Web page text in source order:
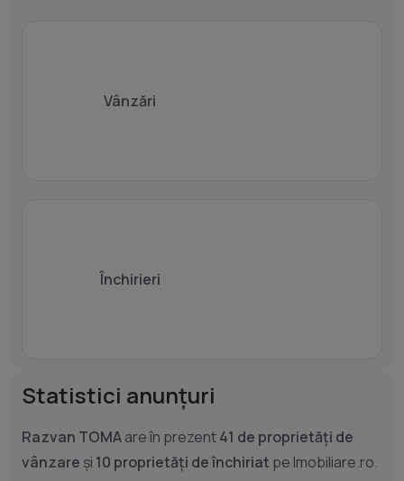
Vânzări
Închirieri
Statistici anunțuri
Razvan TOMAare în prezent41 de proprietăți de
vânzare și 10 proprietăți de închiriat pe Imobiliare.ro.